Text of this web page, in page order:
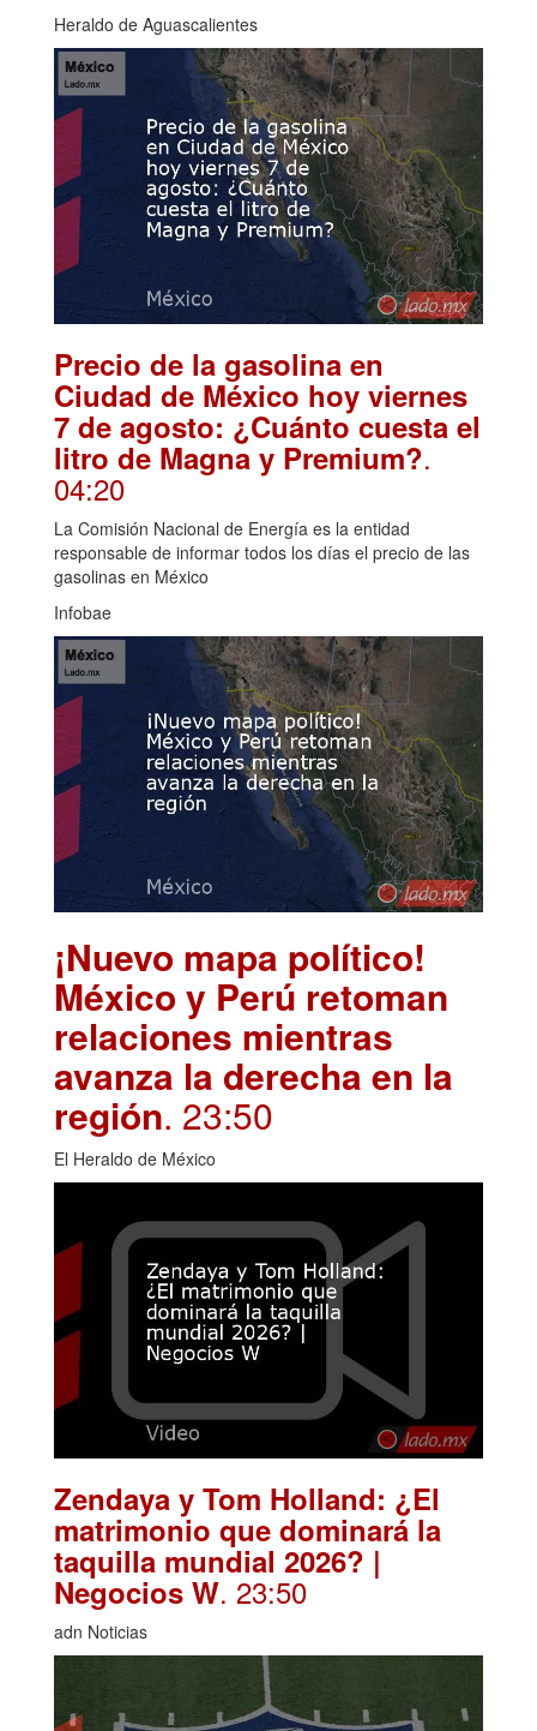
Heraldo de Aguascalientes
Precio de la gasolina en
Ciudad de México hoy viernes
7 de agosto: ¿Cuánto cuesta el
litro de Magna y Premium?.
04:20
La Comisión Nacional de Energía es la entidad
responsable de informar todos los días el precio de las
gasolinas en México
Infobae
¡Nuevo mapa político!
México y Perú retoman
relaciones mientras
avanza la derecha en la
región. 23:50
El Heraldo de México
Zendaya y Tom Holland: ¿El
matrimonio que dominará la
taquilla mundial 2026? |
Negocios W. 23:50
adn Noticias